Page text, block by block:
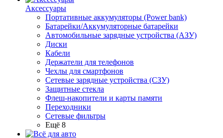
Аксессуары
Портативные аккумуляторы (Power bank)
Батарейки/Аккумуляторные батарейки
Автомобильные зарядные устройства (АЗУ)
Диски
Кабели
Держатели для телефонов
Чехлы для смартфонов
Сетевые зарядные устройства (СЗУ)
Защитные стекла
Флеш-накопители и карты памяти
Переходники
Сетевые фильтры
Ещё 8